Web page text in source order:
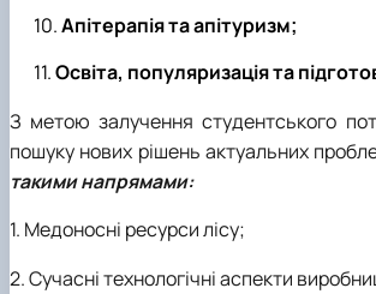
Апітерапія та апітуризм;
Освіта, популяризація та
З метою залучення студентського
пошуку нових рішень актуальних
такими напрямами:
1. Медоносні ресурси лісу;
2. Сучасні технологічні аспекти